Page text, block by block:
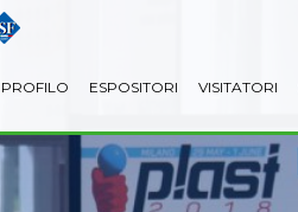
PROFILO ESPOSITORI VISITATORI